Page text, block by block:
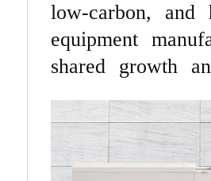
low-carbon, and
equipment
shared growth